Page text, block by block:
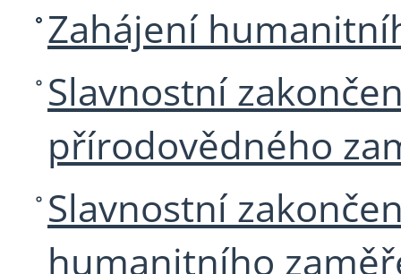
Zahájení
Slavnostní
přírodovědného
Slavnostní
humanitního